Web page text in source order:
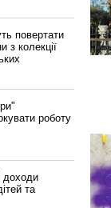
повертати
з колекції
роботу
доходи
та